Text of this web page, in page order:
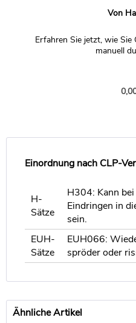
Von
Erfahren Sie jetzt, wie
manuell
Einordnung nach CLP-
H-
Sätze
H304: Kann
Eindringen in
sein.
EUH-
Sätze
EUH066:
spröder oder
Ähnliche Artikel